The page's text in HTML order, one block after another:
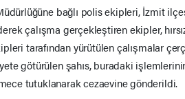
bağlı polis ekipleri, İzmit
çalışma gerçekleştiren ekipler,
tarafından yürütülen çalışmalar
götürülen şahıs, buradaki
tutuklanarak cezaevine gönderildi.